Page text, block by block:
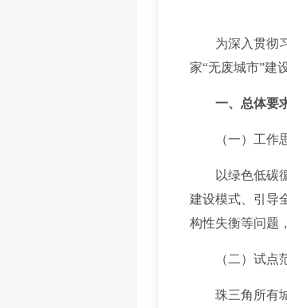
为深入贯彻习
家“无废城市”建
一、总体要
（一）工作思
以绿色低碳循
建设模式、引导
构性失衡等问题
（二）试点范
珠三角所有城